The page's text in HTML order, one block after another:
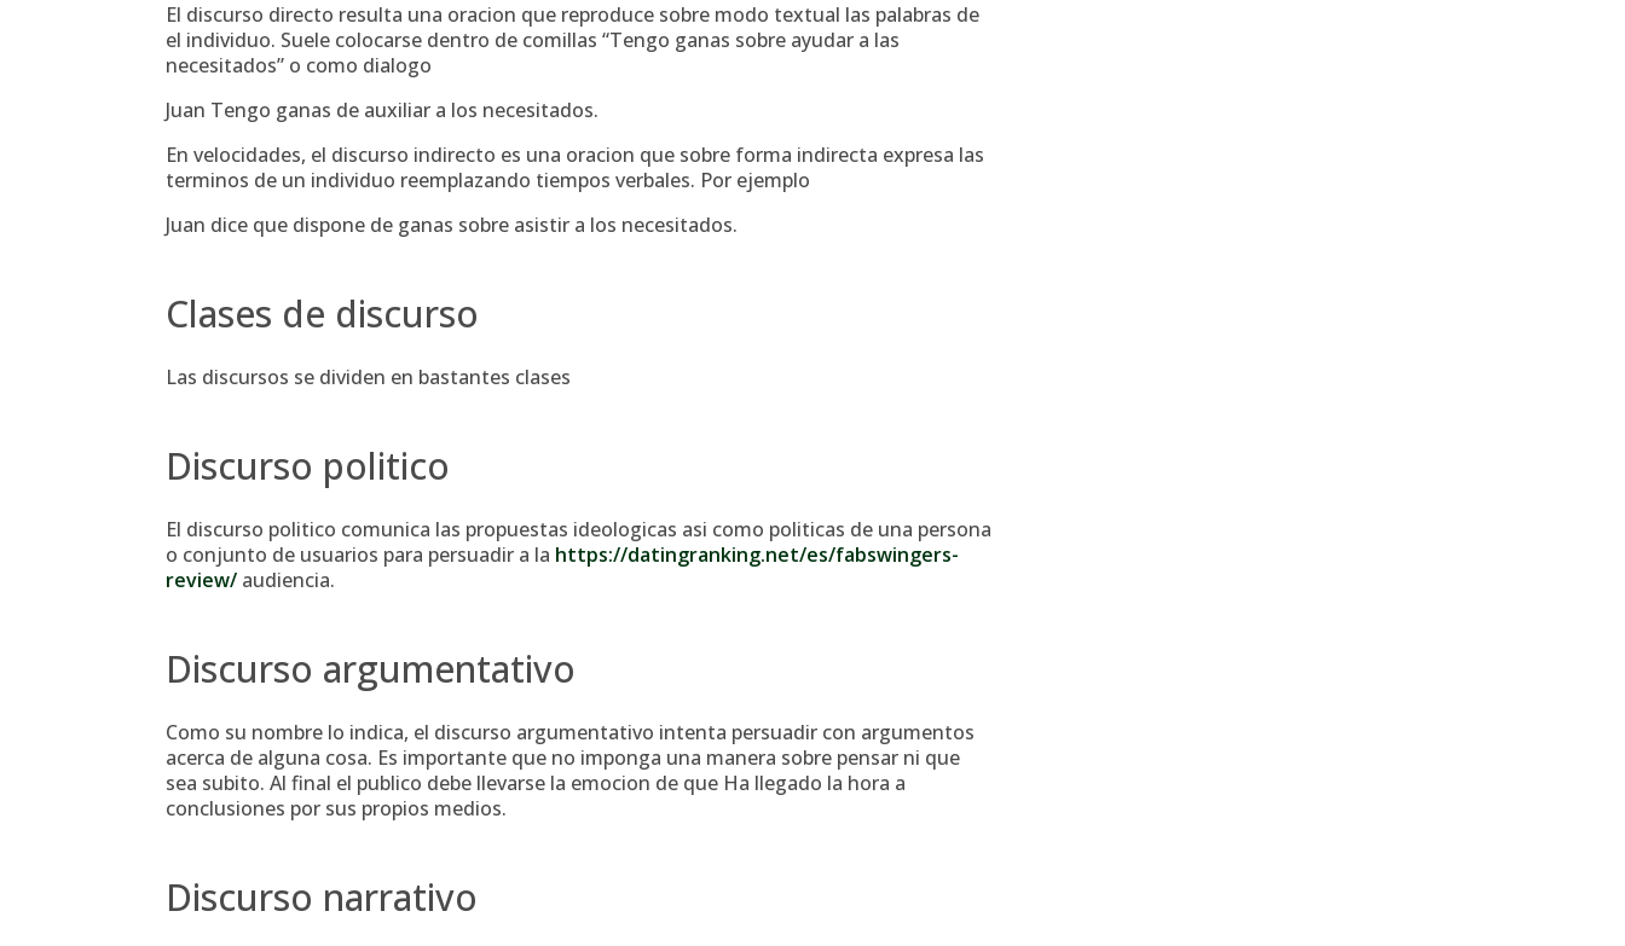
El discurso directo resulta una oracion que reproduce sobre modo textual las palabras de
el individuo. Suele colocarse dentro de comillas “Tengo ganas sobre ayudar a las
necesitados” o como dialogo
Juan Tengo ganas de auxiliar a los necesitados.
En velocidades, el discurso indirecto es una oracion que sobre forma indirecta expresa las
terminos de un individuo reemplazando tiempos verbales. Por ejemplo
Juan dice que dispone de ganas sobre asistir a los necesitados.
Clases de discurso
Las discursos se dividen en bastantes clases
Discurso politico
El discurso politico comunica las propuestas ideologicas asi­ como politicas de una persona
o conjunto de usuarios para persuadir a la https://datingranking.net/es/fabswingers-
review/ audiencia.
Discurso argumentativo
Como su nombre lo indica, el discurso argumentativo intenta persuadir con argumentos
acerca de alguna cosa. Es importante que no imponga una manera sobre pensar ni que
sea subito. Al final el publico debe llevarse la emocion de que Ha llegado la hora a
conclusiones por sus propios medios.
Discurso narrativo